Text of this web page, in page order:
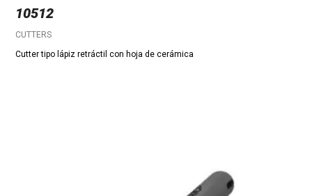
10512
CUTTERS
Cutter tipo lápiz retráctil con hoja de cerámica